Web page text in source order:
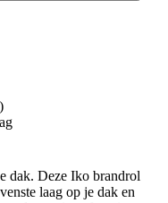
dak. Deze Iko brandrol
laag op je dak en